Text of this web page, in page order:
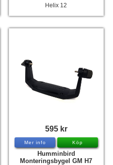
Helix 12
595 kr
Mer info Köp
Humminbird
Monteringsbygel GM H7